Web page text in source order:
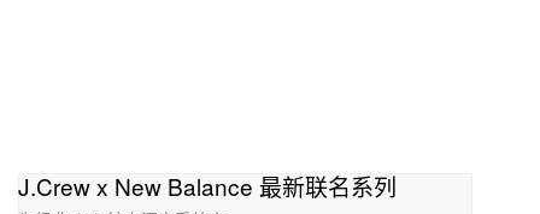
J.Crew x New Balance 最新联名系列